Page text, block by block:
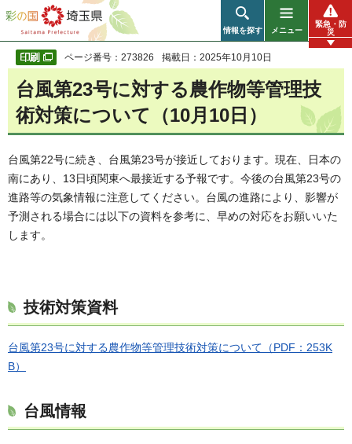
彩の国 埼玉県
情報を探す メニュー
緊急・防
災
ページ番号：273826 掲載日：2025年10月10日
台風第23号に対する農作物等管理技
術対策について（10月10日）
台風第22号に続き、台風第23号が接近しております。現在、日本の
南にあり、13日頃関東へ最接近する予報です。今後の台風第23号の
進路等の気象情報に注意してください。台風の進路により、影響が
予測される場合には以下の資料を参考に、早めの対応をお願いいた
します。
技術対策資料
台風第23号に対する農作物等管理技術対策について（PDF：253K
B）
台風情報